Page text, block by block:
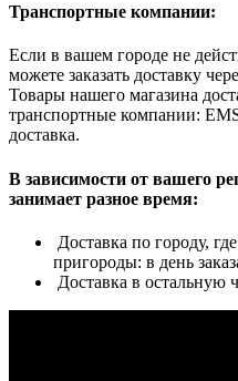
Транспортные компании:
Если в вашем городе не
можете заказать доставку
Товары нашего магазина
транспортные компании:
доставка.
В зависимости от вашего
занимает разное время:
Доставка по городу,
пригороды: в день
Доставка в остальную